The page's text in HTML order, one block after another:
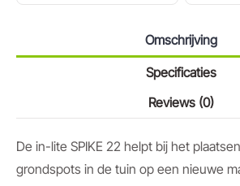
Omschrijving
Specificaties
Reviews (0)
De in-lite SPIKE 22 helpt bij het
grondspots in de tuin op een nieuwe